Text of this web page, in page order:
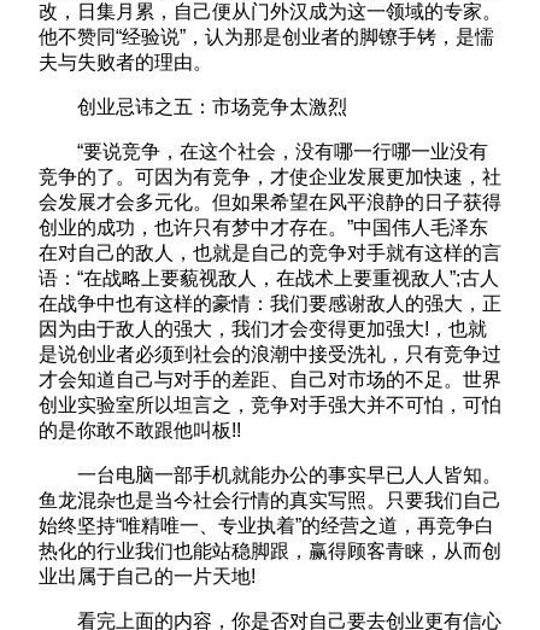
改，日集月累，自己便从门外汉成为这一领域的专家。
他不赞同“经验说”，认为那是创业者的脚镣手铐，是懦
夫与失败者的理由。
创业忌讳之五：市场竞争太激烈
“要说竞争，在这个社会，没有哪一行哪一业没有
竞争的了。可因为有竞争，才使企业发展更加快速，社
会发展才会多元化。但如果希望在风平浪静的日子获得
创业的成功，也许只有梦中才存在。”中国伟人毛泽东
在对自己的敌人，也就是自己的竞争对手就有这样的言
语：“在战略上要藐视敌人，在战术上要重视敌人”;古人
在战争中也有这样的豪情：我们要感谢敌人的强大，正
因为由于敌人的强大，我们才会变得更加强大!，也就
是说创业者必须到社会的浪潮中接受洗礼，只有竞争过
才会知道自己与对手的差距、自己对市场的不足。世界
创业实验室所以坦言之，竞争对手强大并不可怕，可怕
的是你敢不敢跟他叫板!!
一台电脑一部手机就能办公的事实早已人人皆知。
鱼龙混杂也是当今社会行情的真实写照。只要我们自己
始终坚持“唯精唯一、专业执着”的经营之道，再竞争白
热化的行业我们也能站稳脚跟，赢得顾客青睐，从而创
业出属于自己的一片天地!
看完上面的内容，你是否对自己要去创业更有信心